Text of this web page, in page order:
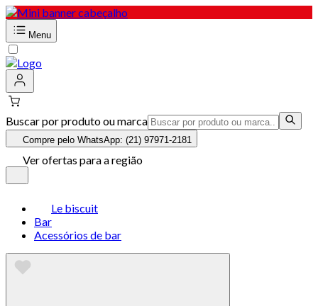
Menu
Buscar por produto ou marca
Compre pelo WhatsApp: (21) 97971-2181
Ver ofertas para a região
Le biscuit
Bar
Acessórios de bar